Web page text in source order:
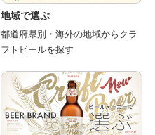
地域で選ぶ
都道府県別・海外の地域からクラ
フトビールを探す